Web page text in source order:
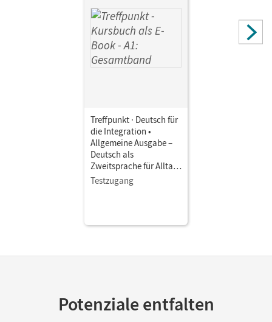
Treffpunkt · Deutsch für
die Integration •
Allgemeine Ausgabe –
Deutsch als
Zweitsprache für Alltag
und Beruf · A1:
Gesamtband • Kursbuch
Testzugang
Potenziale entfalten